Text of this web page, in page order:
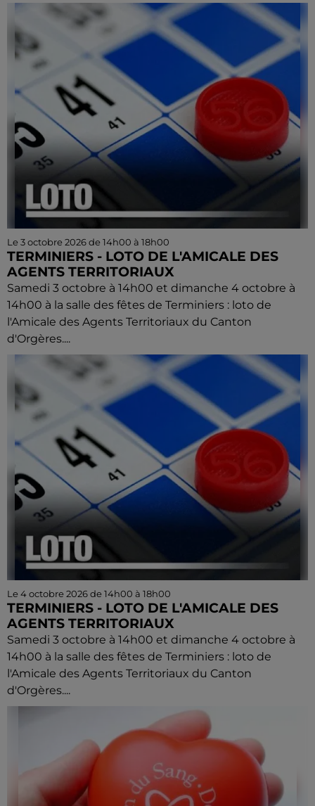
Le 3 octobre 2026 de 14h00 à 18h00
TERMINIERS - LOTO DE L'AMICALE DES
AGENTS TERRITORIAUX
Samedi 3 octobre à 14h00 et dimanche 4 octobre à
14h00 à la salle des fêtes de Terminiers : loto de
l'Amicale des Agents Territoriaux du Canton
d'Orgères....
Le 4 octobre 2026 de 14h00 à 18h00
TERMINIERS - LOTO DE L'AMICALE DES
AGENTS TERRITORIAUX
Samedi 3 octobre à 14h00 et dimanche 4 octobre à
14h00 à la salle des fêtes de Terminiers : loto de
l'Amicale des Agents Territoriaux du Canton
d'Orgères....